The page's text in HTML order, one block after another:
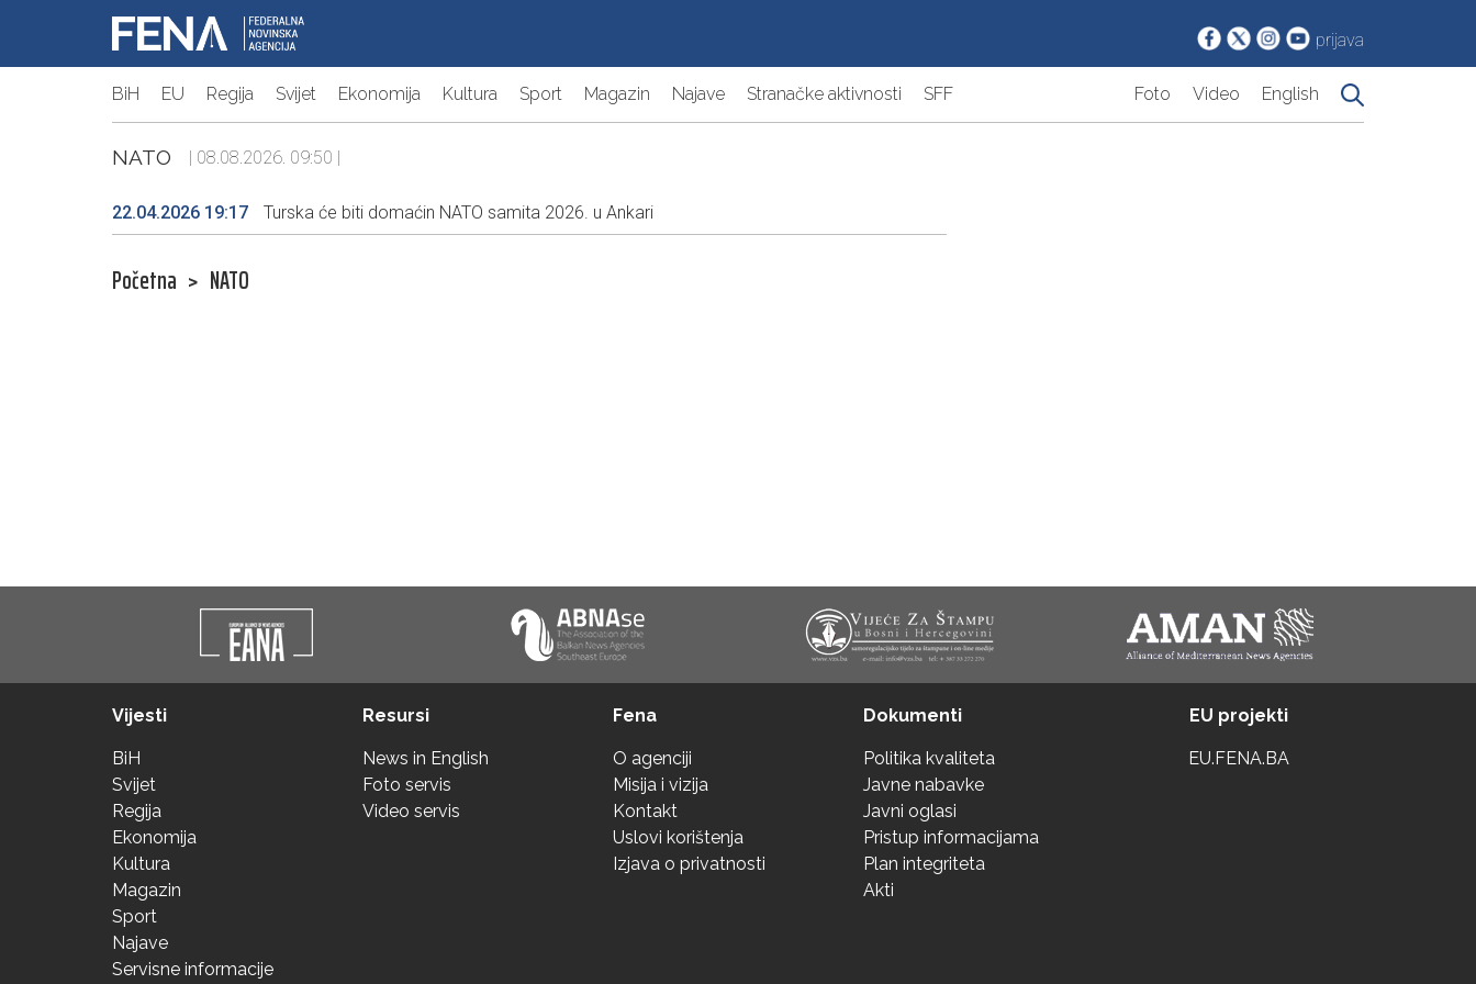
prijava
BiH EU Regija Svijet Ekonomija Kultura Sport Magazin Najave Stranačke aktivnosti SFF Foto Video English
NATO | 08.08.2026. 09:50 |
22.04.2026 19:17 Turska će biti domaćin NATO samita 2026. u Ankari
Početna > NATO
Vijesti
BiH
Svijet
Regija
Ekonomija
Kultura
Magazin
Sport
Najave
Servisne informacije
Resursi
News in English
Foto servis
Video servis
Fena
O agenciji
Misija i vizija
Kontakt
Uslovi korištenja
Izjava o privatnosti
Dokumenti
Politika kvaliteta
Javne nabavke
Javni oglasi
Pristup informacijama
Plan integriteta
Akti
EU projekti
EU.FENA.BA